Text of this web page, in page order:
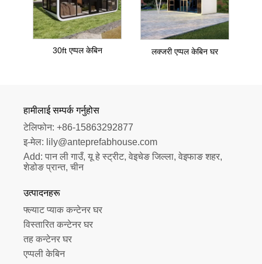
30ft एप्पल केबिन लक्जरी एप्पल केबिन घर
हामीलाई सम्पर्क गर्नुहोस
टेलिफोन: +86-15863292877
इ-मेल: lily@anteprefabhouse.com
Add: पान ली गाउँ, यू हे स्ट्रीट, वेइचेङ जिल्ला, वेइफाङ शहर,
शेडोङ प्रान्त, चीन
उत्पादनहरू
फ्ल्याट प्याक कन्टेनर घर
विस्तारित कन्टेनर घर
तह कन्टेनर घर
एप्पली केबिन